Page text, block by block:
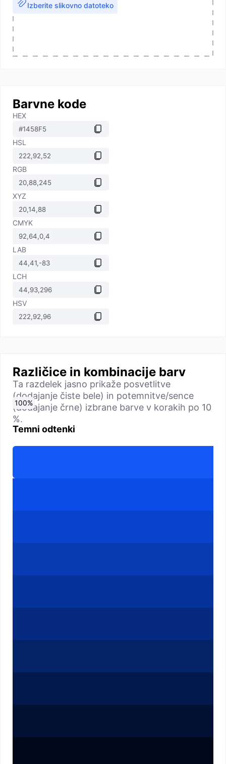
Izberite slikovno datoteko
Barvne kode
HEX
HSL
RGB
XYZ
CMYK
LAB
LCH
HSV
Različice in kombinacije barv
Ta razdelek jasno prikaže posvetlitve
(dodajanje čiste bele) in potemnitve/sence
(dodajanje črne) izbrane barve v korakih po 10
%.
Temni odtenki
0%
10%
20%
30%
40%
50%
60%
70%
80%
90%
100%